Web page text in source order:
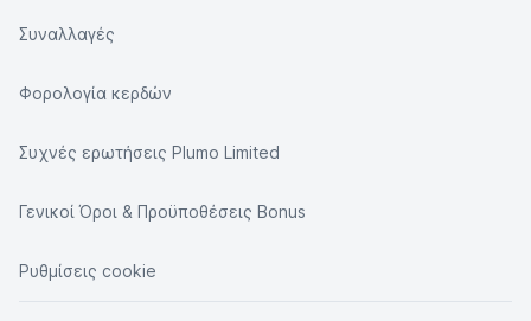
Συναλλαγές
Φορολογία κερδών
Συχνές ερωτήσεις Plumo Limited
Γενικοί Όροι & Προϋποθέσεις Bonus
Ρυθμίσεις cookie